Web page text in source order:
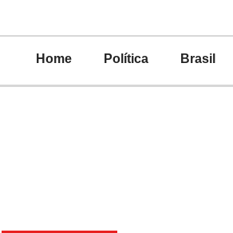
Home Política Brasil